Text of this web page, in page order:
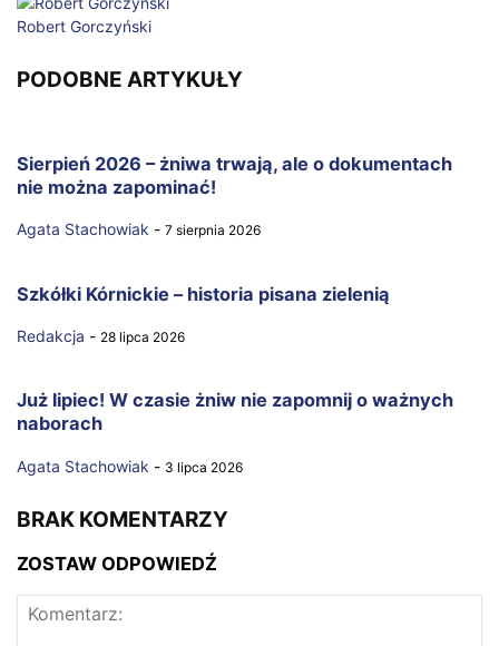
Robert Gorczyński
PODOBNE ARTYKUŁY
Sierpień 2026 – żniwa trwają, ale o dokumentach
nie można zapominać!
Agata Stachowiak - 7 sierpnia 2026
Szkółki Kórnickie – historia pisana zielenią
Redakcja - 28 lipca 2026
Już lipiec! W czasie żniw nie zapomnij o ważnych
naborach
Agata Stachowiak - 3 lipca 2026
BRAK KOMENTARZY
ZOSTAW ODPOWIEDŹ